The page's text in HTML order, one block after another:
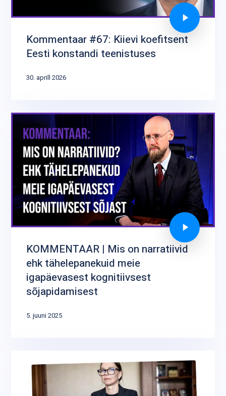
Kommentaar #67: Kiievi koefitsent
Eesti konstandi teenistuses
30. aprill 2026
KOMMENTAAR | Mis on narratiivid
ehk tähelepanekuid meie
igapäevasest kognitiivsest
sõjapidamisest
5. juuni 2025